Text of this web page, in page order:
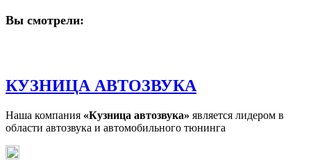
Вы смотрели:
КУЗНИЦА АВТОЗВУКА
Наша компания «Кузница автозвука» является лидером в
области автозвука и автомобильного тюнинга